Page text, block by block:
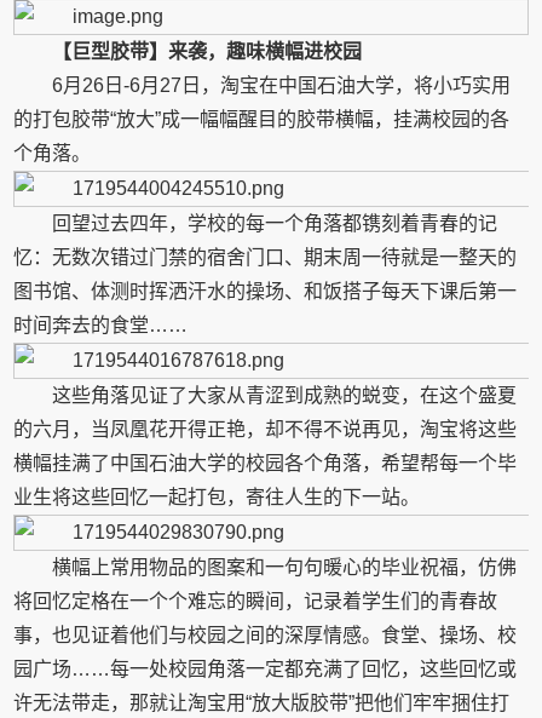
【 巨型胶带】来袭，趣味横幅进校园
6月26日-6月27日，淘宝在中国石油大学，将小巧实用
的打包胶带“放大”成一幅幅醒目的胶带横幅，挂满校园的各
个角落。
回望过去四年，学校的每一个角落都镌刻着青春的记
忆：无数次错过门禁的宿舍门口、期末周一待就是一整天的
图书馆、体测时挥洒汗水的操场、和饭搭子每天下课后第一
时间奔去的食堂……
这些角落见证了大家从青涩到成熟的蜕变，在这个盛夏
的六月，当凤凰花开得正艳，却不得不说再见，淘宝将这些
横幅挂满了中国石油大学的校园各个角落，希望帮每一个毕
业生将这些回忆一起打包，寄往人生的下一站。
横幅上常用物品的图案和一句句暖心的毕业祝福，仿佛
将回忆定格在一个个难忘的瞬间，记录着学生们的青春故
事，也见证着他们与校园之间的深厚情感。食堂、操场、校
园广场……每一处校园角落一定都充满了回忆，这些回忆或
许无法带走，那就让淘宝用“放大版胶带”把他们牢牢捆住打